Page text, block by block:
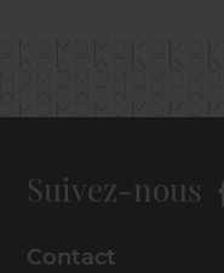
Suivez-nous
Contact